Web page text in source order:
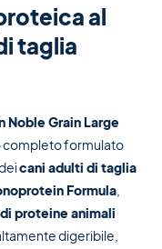
al
taglia
Grain Large
completo formulato
cani adulti di taglia
Formula
proteine animali
digeribile,